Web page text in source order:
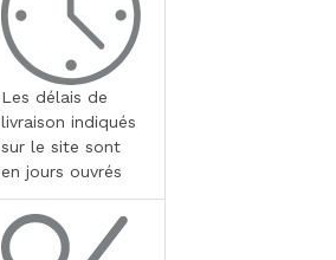
Les délais de
livraison indiqués
sur le site sont
en jours ouvrés